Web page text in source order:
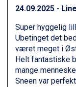
St. Anton fra
Livigno fra
Canazei fra
Ponte di
Alleghe fra
Bad Gastein
Sauze dOulx
24.09.2025 -
Super hyggelig
Ubetinget det
været meget i
Helt fantastiske
mange
Sneen var